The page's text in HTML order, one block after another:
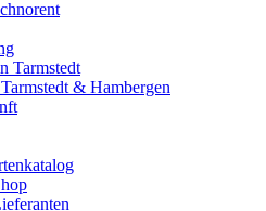
Tarmstedt
& Hambergen